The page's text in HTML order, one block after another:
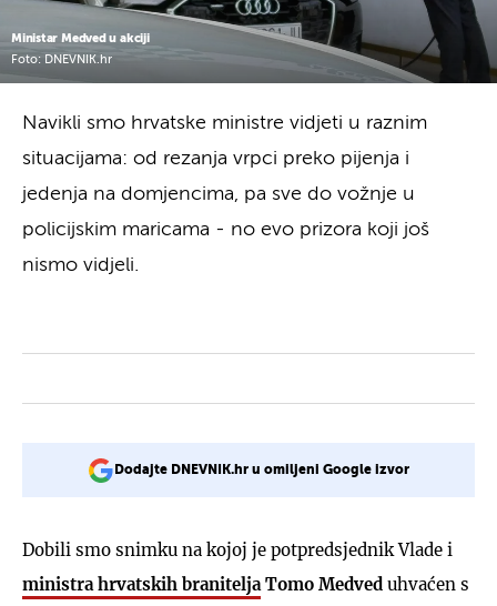
Ministar Medved u akciji
Foto: DNEVNIK.hr
Navikli smo hrvatske ministre vidjeti u raznim
situacijama: od rezanja vrpci preko pijenja i
jedenja na domjencima, pa sve do vožnje u
policijskim maricama - no evo prizora koji još
nismo vidjeli.
Dodajte DNEVNIK.hr u omiljeni Google izvor
Dobili smo snimku na kojoj je potpredsjednik Vlade i
ministra hrvatskih branitelja Tomo Medved uhvaćen s